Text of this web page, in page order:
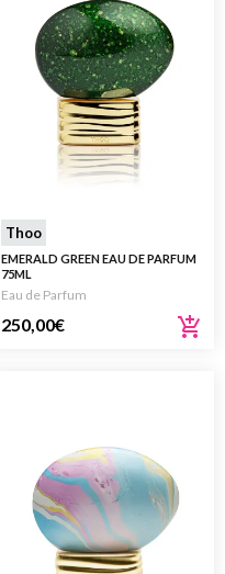
Thoo
EMERALD GREEN EAU DE PARFUM
75ML
Eau de Parfum
250,00€